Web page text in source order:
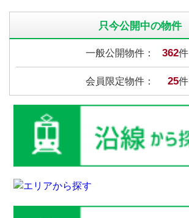
只今公開中の物件
一般公開物件： 362件
会員限定物件： 25件